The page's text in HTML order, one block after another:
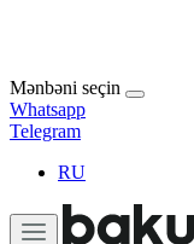
Mənbəni seçin
Whatsapp
Telegram
RU